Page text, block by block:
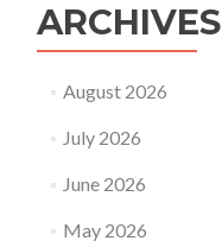
ARCHIVES
August 2026
July 2026
June 2026
May 2026